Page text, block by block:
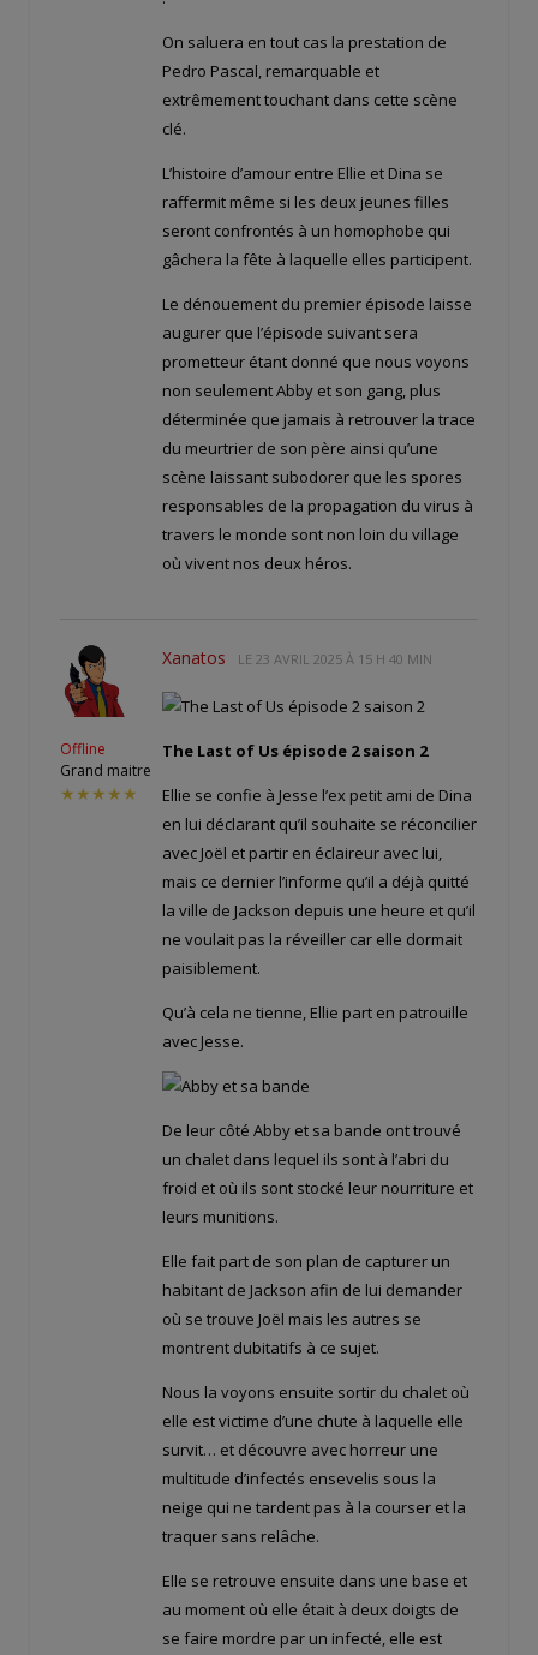
On saluera en tout cas la prestation de
Pedro Pascal, remarquable et
extrêmement touchant dans cette scène
clé.
L’histoire d’amour entre Ellie et Dina se
raffermit même si les deux jeunes filles
seront confrontés à un homophobe qui
gâchera la fête à laquelle elles participent.
Le dénouement du premier épisode laisse
augurer que l’épisode suivant sera
prometteur étant donné que nous voyons
non seulement Abby et son gang, plus
déterminée que jamais à retrouver la trace
du meurtrier de son père ainsi qu’une
scène laissant subodorer que les spores
responsables de la propagation du virus à
travers le monde sont non loin du village
où vivent nos deux héros.
Offline
Grand maitre
★★★★★
Xanatos LE 23 AVRIL 2025 À 15 H 40 MIN
The Last of Us épisode 2 saison 2
Ellie se confie à Jesse l’ex petit ami de Dina
en lui déclarant qu’il souhaite se réconcilier
avec Joël et partir en éclaireur avec lui,
mais ce dernier l’informe qu’il a déjà quitté
la ville de Jackson depuis une heure et qu’il
ne voulait pas la réveiller car elle dormait
paisiblement.
Qu’à cela ne tienne, Ellie part en patrouille
avec Jesse.
De leur côté Abby et sa bande ont trouvé
un chalet dans lequel ils sont à l’abri du
froid et où ils sont stocké leur nourriture et
leurs munitions.
Elle fait part de son plan de capturer un
habitant de Jackson afin de lui demander
où se trouve Joël mais les autres se
montrent dubitatifs à ce sujet.
Nous la voyons ensuite sortir du chalet où
elle est victime d’une chute à laquelle elle
survit… et découvre avec horreur une
multitude d’infectés ensevelis sous la
neige qui ne tardent pas à la courser et la
traquer sans relâche.
Elle se retrouve ensuite dans une base et
au moment où elle était à deux doigts de
se faire mordre par un infecté, elle est